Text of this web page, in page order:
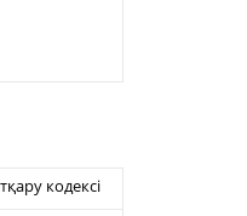
кодексi